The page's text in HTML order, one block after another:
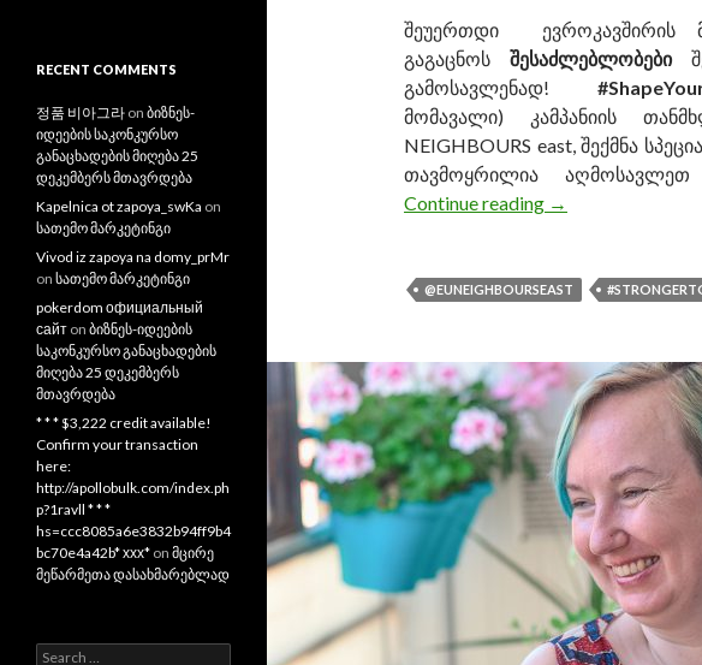
შეუერთდი ევროკავშირის
გაგაცნოს შესაძლებლობები
გამოსავლენად!
მომავალი)
კამპანიის
NEIGHBOURS east, შექმნა
თავმოყრილია
Continue reading Shape your
→
@EUNEIGHBOURSEAST
RECENT COMMENTS
정품 비아그라 on ბიზნეს-
იდეების საკონკურსო
განაცხადების მიღება 25
დეკემბერს მთავრდება
Kapelnica ot zapoya_swKa on
სათემო მარკეტინგი
Vivod iz zapoya na domy_prMr
on სათემო მარკეტინგი
pokerdom официальный
сайт on ბიზნეს-იდეების
საკონკურსო განაცხადების
მიღება 25 დეკემბერს
მთავრდება
* * * $3,222 credit available!
Confirm your transaction
here:
http://apollobulk.com/index.ph
p?1ravll * * *
hs=ccc8085a6e3832b94ff9b4
bc70e4a42b* ххх* on მცირე
მეწარმეთა დასახმარებლად